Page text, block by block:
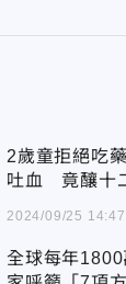
2歲童拒絕吃
吐血 竟釀十
2024/09/25 14:47
全球每年